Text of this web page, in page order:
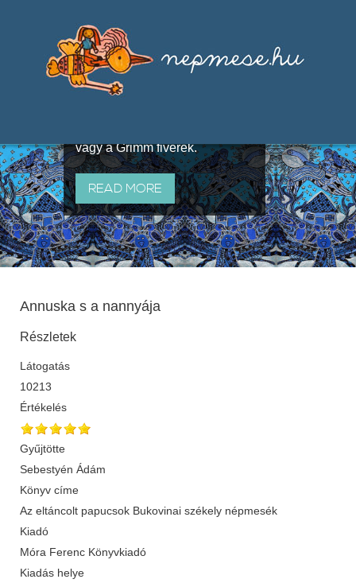
útján terjedő elbeszélésekből,
melyeket olyan ismert gyűjtők
állítottak össze, mint Benedek
vagy a Grimm fivérek.
READ MORE
Annuska s a nannyája
Részletek
Látogatás
10213
Értékelés
Gyűjtötte
Sebestyén Ádám
Könyv címe
Az eltáncolt papucsok Bukovinai székely népmesék
Kiadó
Móra Ferenc Könyvkiadó
Kiadás helye